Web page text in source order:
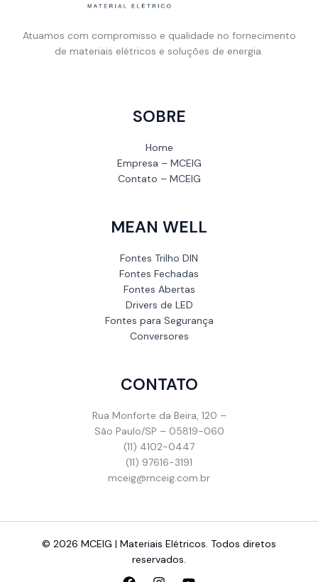
Atuamos com compromisso e qualidade no fornecimento
de materiais elétricos e soluções de energia.
SOBRE
Home
Empresa – MCEIG
Contato – MCEIG
MEAN WELL
Fontes Trilho DIN
Fontes Fechadas
Fontes Abertas
Drivers de LED
Fontes para Segurança
Conversores
CONTATO
Rua Monforte da Beira, 120 –
São Paulo/SP – 05819-060
(11) 4102-0447
(11) 97616-3191
mceig@mceig.com.br
© 2026 MCEIG | Materiais Elétricos. Todos diretos
reservados.